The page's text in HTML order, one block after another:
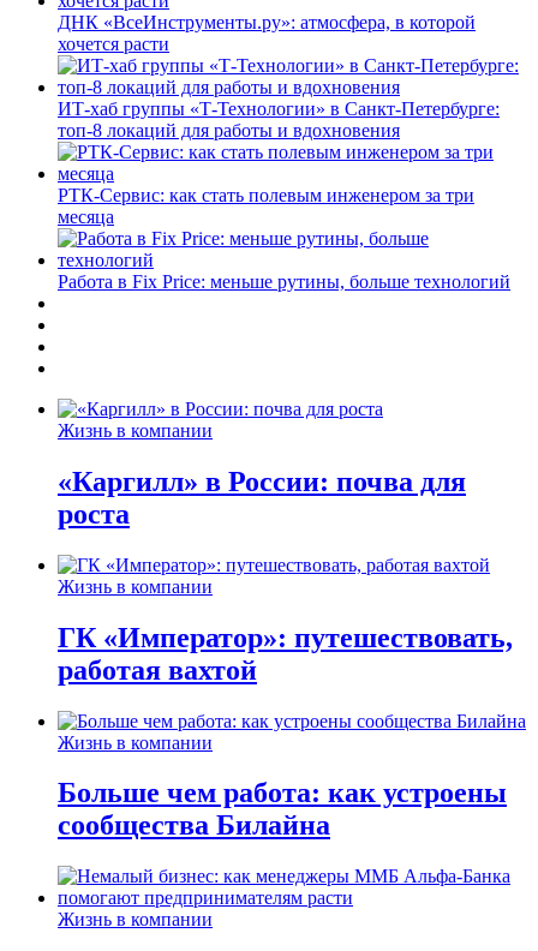
ДНК «ВсеИнструменты.ру»: атмосфера, в которой
хочется расти
ИТ-хаб группы «Т-Технологии» в Санкт-Петербурге:
топ-8 локаций для работы и вдохновения
РТК-Сервис: как стать полевым инженером за три
месяца
Работа в Fix Price: меньше рутины, больше технологий
Жизнь в компании
«Каргилл» в России: почва для
роста
Жизнь в компании
ГК «Император»: путешествовать,
работая вахтой
Жизнь в компании
Больше чем работа: как устроены
сообщества Билайна
Жизнь в компании